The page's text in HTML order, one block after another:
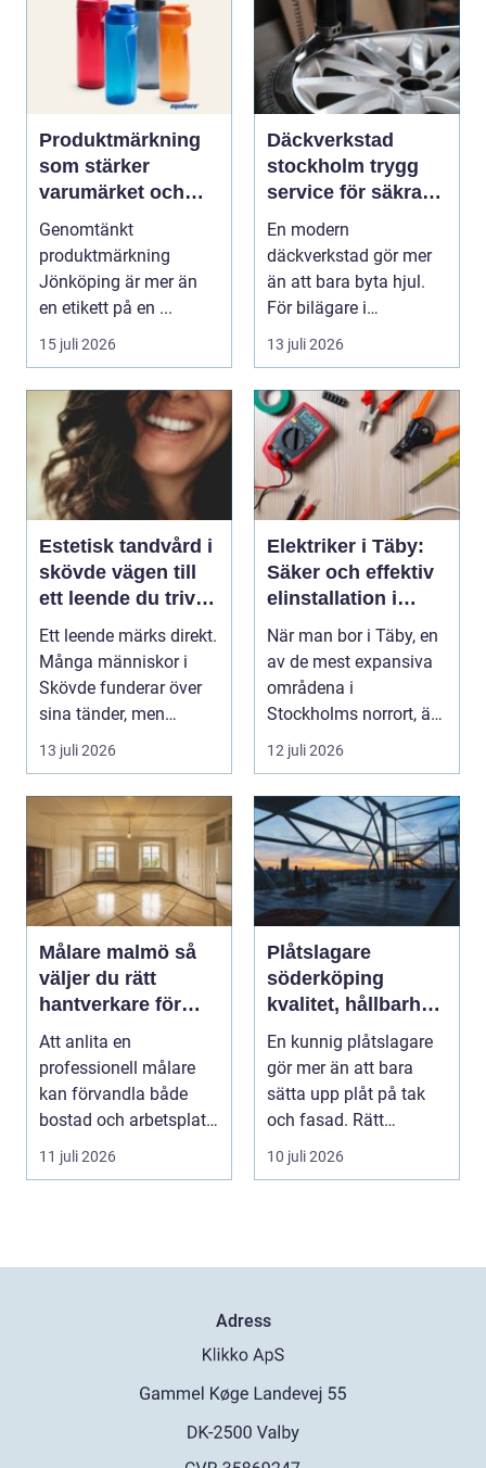
Produktmärkning
som stärker
varumärket och
förenklar vardagen
Genomtänkt
produktmärkning
Jönköping är mer än
en etikett på en ...
15 juli 2026
Däckverkstad
stockholm trygg
service för säkra
mil året runt
En modern
däckverkstad gör mer
än att bara byta hjul.
För bilägare i
Stockholm handlar
13 juli 2026
Estetisk tandvård i
skövde vägen till
ett leende du trivs
med
Ett leende märks direkt.
Många människor i
Skövde funderar över
sina tänder, men
skjuter upp att gör...
13 juli 2026
Elektriker i Täby:
Säker och effektiv
elinstallation i
norrort
När man bor i Täby, en
av de mest expansiva
områdena i
Stockholms norrort, är
b...
12 juli 2026
Målare malmö så
väljer du rätt
hantverkare för
hem och företag
Att anlita en
professionell målare
kan förvandla både
bostad och arbetsplats
på kort tid. Färger, yt...
11 juli 2026
Plåtslagare
söderköping
kvalitet, hållbarhet
och tryggt
takarbete
En kunnig plåtslagare
gör mer än att bara
sätta upp plåt på tak
och fasad. Rätt
plåtarbeten skyddar ...
10 juli 2026
Adress